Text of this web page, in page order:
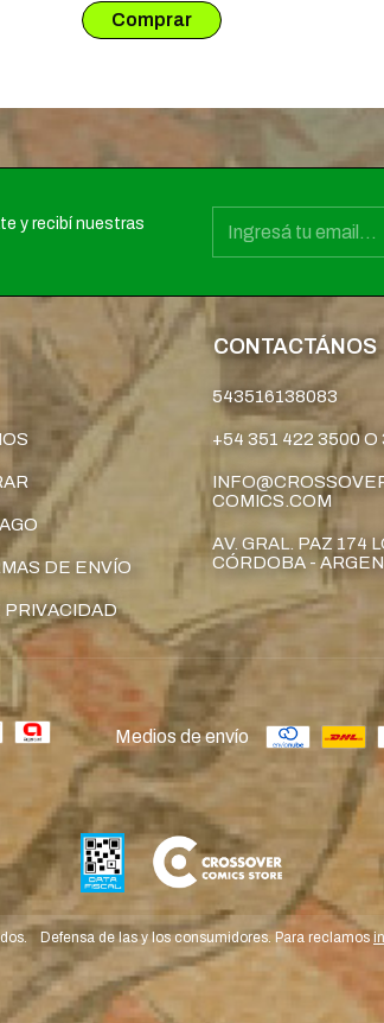
y recibí nuestras
DE ENVÍO
PRIVACIDAD
CONTACTÁNOS
543516138083
+54 351 422 3500 O
COMICS.COM
AV. GRAL. PAZ 174
CÓRDOBA -
Medios de envío
Defensa de las y los consumidores. Para reclamos